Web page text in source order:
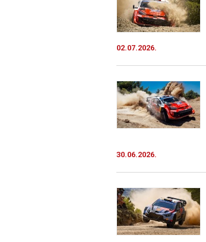
02.07.2026.
30.06.2026.